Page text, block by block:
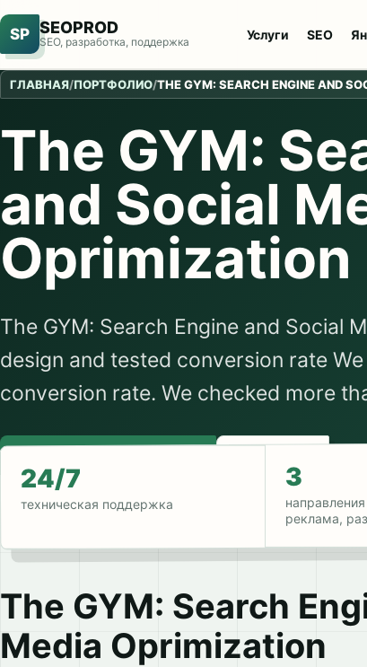
SP SEOPROD
SEO, разработка, поддержка Услуги SEO
ГЛАВНАЯ/ПОРТФОЛИО/THE GYM: SEARCH ENGINE AND
The GYM:
and Social
Oprimization
The GYM: Search Engine and Social
design and tested conversion rate
conversion rate. We checked more
24/7
техническая поддержка
3
реклама,
The GYM: Search
Media Oprimization